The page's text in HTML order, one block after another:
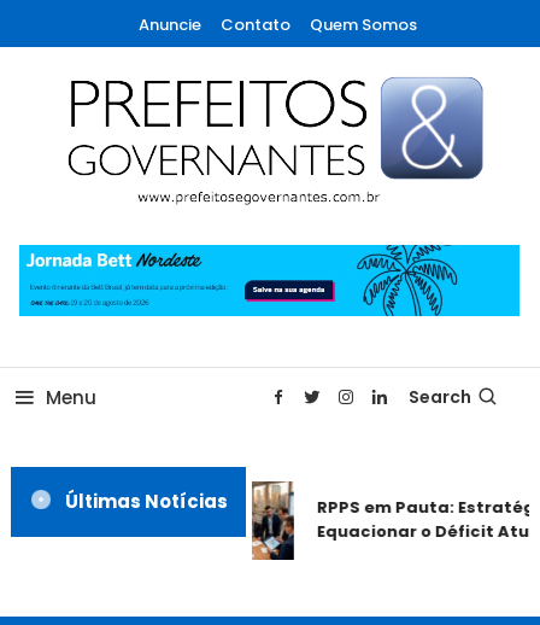
To
Content
Anuncie Contato Quem Somos
Prefeitos & Governantes
Menu Search
Últimas Notícias
RPPS em Pauta:
Equacionar o Déficit